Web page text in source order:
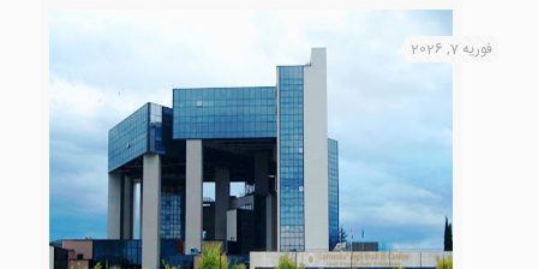
فوریه 7, 2026